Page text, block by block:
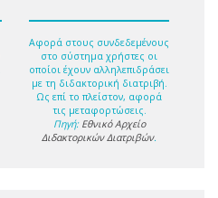
Αφορά στους συνδεδεμένους
στο σύστημα χρήστες οι
οποίοι έχουν αλληλεπιδράσει
με τη διδακτορική διατριβή.
Ως επί το πλείστον, αφορά
τις μεταφορτώσεις.
Πηγή: Εθνικό Αρχείο
Διδακτορικών Διατριβών.